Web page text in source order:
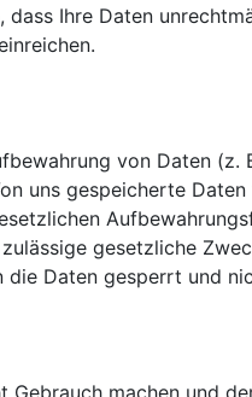
Ihre Daten
von Daten (z.
uns gespeicherte
gesetzliche
Daten gesperrt und
machen und